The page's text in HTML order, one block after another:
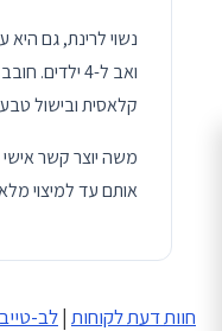
נשוי לרינת, גם
ואב ל-4
קלאסית ובישול
משה יוצר קשר אישי
אותם עד למיצוי
חוות דעת לקוחות |לב-